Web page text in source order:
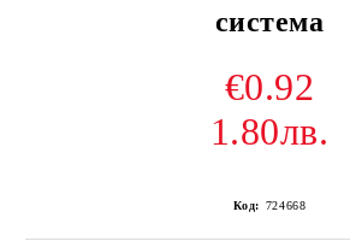
система
€0.92
1.80лв.
Код: 724668